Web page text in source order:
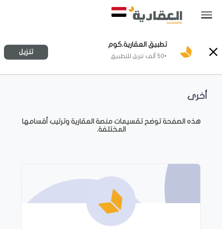
تطبيق العقارية.كوم
+50 ألف تنزيل للتطبيق
تنزيل
أخرى
هذه الصفحة توضح تقسيمات منصة العقارية وترتيب أقسامها
المختلفة.